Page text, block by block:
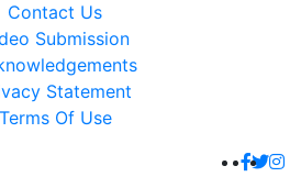
Contact Us
Submission
Statement
Terms Of Use